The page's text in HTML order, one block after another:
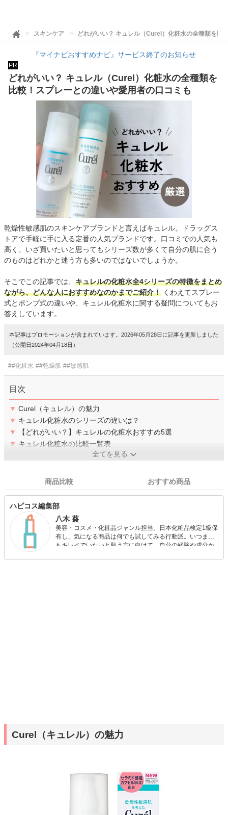
スキンケア どれがいい？ キュレル（Curel）化粧水の全種類を比
『マイナビおすすめナビ』サービス終了のお知らせ
PR
どれがいい？ キュレル（Curel）化粧水の全種類を
比較！スプレーとの違いや愛用者の口コミも
乾燥性敏感肌のスキンケアブランドと言えばキュレル。ドラッグス
トアで手軽に手に入る定番の人気ブランドです。口コミでの人気も
高く、いざ買いたいと思ってもシリーズ数が多くて自分の肌に合う
のものはどれかと迷う方も多いのではないでしょうか。
そこでこの記事では、 キュレルの化粧水全4シリーズの特徴をまとめ
ながら、どんな人におすすめなのかまでご紹介！ くわえてスプレー
式とポンプ式の違いや、キュレル化粧水に関する疑問についてもお
答えしています。
本記事はプロモーションが含まれています。2026年05月28日に記事を更新しました
（公開日2024年04月18日）
##化粧水 ##乾燥肌 ##敏感肌
目次
▼ Curel（キュレル）の魅力
▼ キュレル化粧水のシリーズの違いは？
▼
【どれがいい？】キュレルの化粧水おすすめ5選
▼ キュレル化粧水の比較一覧表
全てを見る
商品比較 おすすめ商品
ハピコス編集部
八木 葵
美容・コスメ・化粧品ジャンル担当。日本化粧品検定1級保
有し、気になる商品は何でも試してみる行動派。いつまで
もキレイでいたいと願う方に向けて、自分の経験や成分か
Curel（キュレル）の魅力